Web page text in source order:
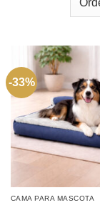
-33%
CAMA PARA MASCOTA